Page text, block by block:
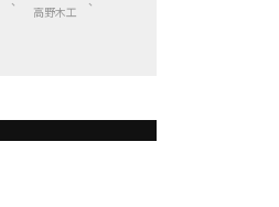
高野木工